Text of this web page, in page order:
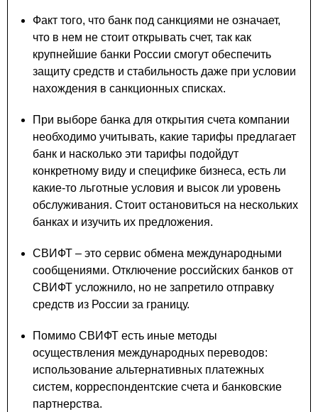
Факт того, что банк под санкциями не означает,
что в нем не стоит открывать счет, так как
крупнейшие банки России смогут обеспечить
защиту средств и стабильность даже при условии
нахождения в санкционных списках.
При выборе банка для открытия счета компании
необходимо учитывать, какие тарифы предлагает
банк и насколько эти тарифы подойдут
конкретному виду и специфике бизнеса, есть ли
какие-то льготные условия и высок ли уровень
обслуживания. Стоит остановиться на нескольких
банках и изучить их предложения.
СВИФТ – это сервис обмена международными
сообщениями. Отключение российских банков от
СВИФТ усложнило, но не запретило отправку
средств из России за границу.
Помимо СВИФТ есть иные методы
осуществления международных переводов:
использование альтернативных платежных
систем, корреспондентские счета и банковские
партнерства.